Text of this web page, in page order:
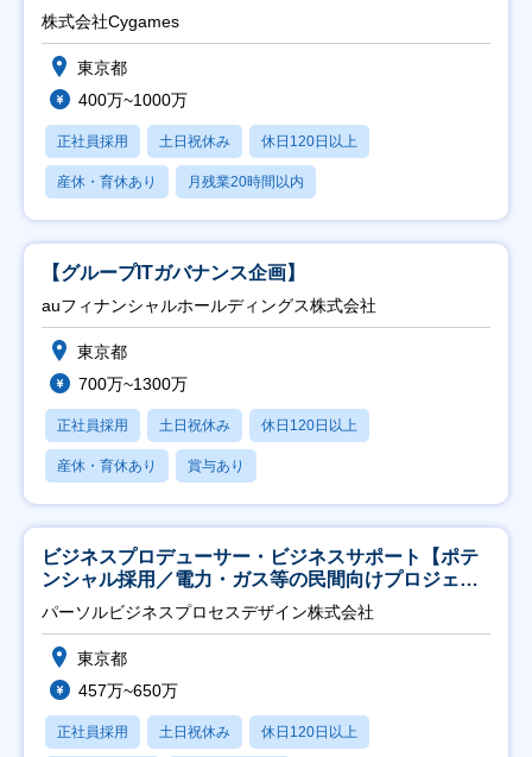
株式会社Cygames
東京都
400万~1000万
正社員採用 土日祝休み 休日120日以上
産休・育休あり 月残業20時間以内
【グループITガバナンス企画】
auフィナンシャルホールディングス株式会社
東京都
700万~1300万
正社員採用 土日祝休み 休日120日以上
産休・育休あり 賞与あり
ビジネスプロデューサー・ビジネスサポート【ポテ
ンシャル採用／電力・ガス等の民間向けプロジェク
ト推進】
パーソルビジネスプロセスデザイン株式会社
東京都
457万~650万
正社員採用 土日祝休み 休日120日以上